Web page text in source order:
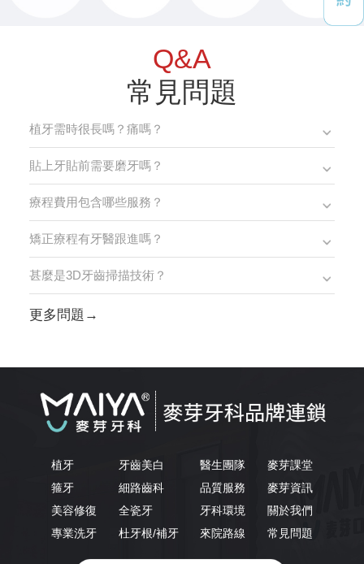
Q&A
常見問題
植牙需時很長嗎？痛嗎？
貼上牙貼前需要磨牙嗎？
療程費用包含哪些服務？
矯正療程有牙醫跟進嗎？
甚麼是3D牙齒掃描技術？
更多問題→
植牙
箍牙
美容修復
專業洗牙
牙齒美白
細路齒科
全瓷牙
杜牙根/補牙
醫生團隊
品質服務
牙科環境
來院路線
麥芽課堂
麥芽資訊
關於我們
常見問題